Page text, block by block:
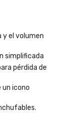
y el volumen
simplificada
pérdida de
un icono